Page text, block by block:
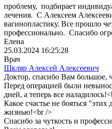
проблему, подбирает
лечения. С Алексеем
вагинопластику. Все прошло
профессионально. Спасибо
Елена
25.03.2024 16:25:28
Врач
Шкляр Алексей Алексеевич
Доктор, спасибо Вам большое,
Перед операцией были
дней, а теперь все
Какое счастье не бояться
жизнью!<br />
Спасибо за чуткость и